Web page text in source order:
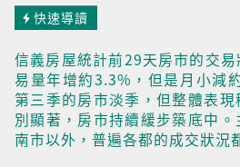
快速導讀
信義房屋統計前29天房市的交
易量年增約3.3%，但是月小減
第三季的房市淡季，但整體表
別顯著，房市持續緩步築底中
南市以外，普遍各都的成交狀況